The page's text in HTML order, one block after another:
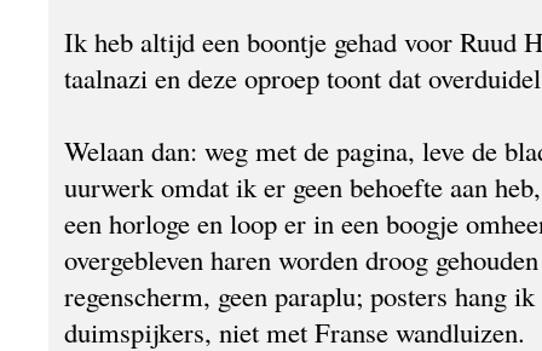
Ik heb altijd een boontje gehad voor Ruud
taalnazi en deze oproep toont dat
Welaan dan: weg met de pagina, leve de
uurwerk omdat ik er geen behoefte aan
een horloge en loop er in een boogje
overgebleven haren worden droog
regenscherm, geen paraplu; posters hang
duimspijkers, niet met Franse wandluizen.